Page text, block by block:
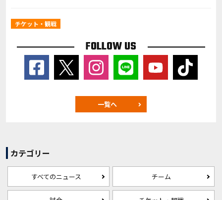
チケット・観戦
FOLLOW US
一覧へ
カテゴリー
すべてのニュース チーム